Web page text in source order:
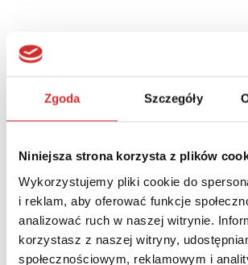
Zgoda Szczegóły
Niniejsza strona korzysta z plików
Wykorzystujemy pliki cookie do
i reklam, aby oferować funkcje
analizować ruch w naszej witrynie.
korzystasz z naszej witryny,
społecznościowym, reklamowym i
Relacja z panelu: Strategiczne wyzwania w
wyższym i nauce